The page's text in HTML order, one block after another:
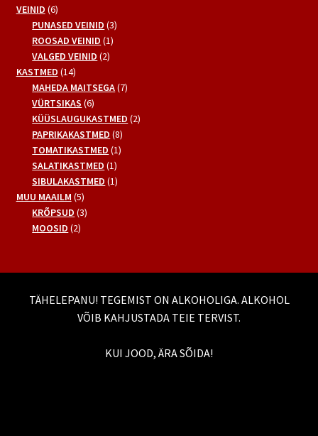
VEINID 66
toodet
PUNASED VEINID 33
ROOSAD VEINID 11
VALGED VEINID 22
KASTMED 1414
toodet
MAHEDA MAITSEGA 77
VÜRTSIKAS 66
toodet
KÜÜSLAUGUKASTMED 22
PAPRIKAKASTMED 88
toodet
TOMATIKASTMED 11
SALATIKASTMED 11
toode
SIBULAKASTMED 11
MUU MAAILM 55
toodet
KRÕPSUD 33
MOOSID 22
TÄHELEPANU! TEGEMIST ON ALKOHOLIGA. ALKOHOL
VÕIB KAHJUSTADA TEIE TERVIST.
KUI JOOD, ÄRA SÕIDA!